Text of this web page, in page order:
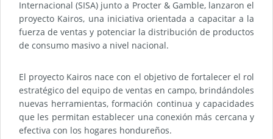
Internacional (SISA) junto a Procter & Gamble, lanzaron el
proyecto Kairos, una iniciativa orientada a capacitar a la
fuerza de ventas y potenciar la distribución de productos
de consumo masivo a nivel nacional.
El proyecto Kairos nace con el objetivo de fortalecer el rol
estratégico del equipo de ventas en campo, brindándoles
nuevas herramientas, formación continua y capacidades
que les permitan establecer una conexión más cercana y
efectiva con los hogares hondureños.